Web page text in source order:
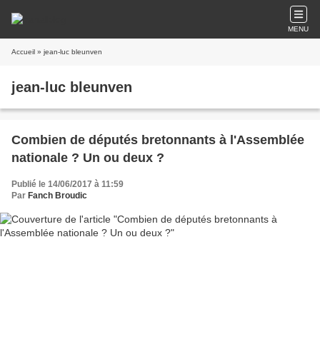
MENU
Accueil » jean-luc bleunven
jean-luc bleunven
Combien de députés bretonnants à l'Assemblée
nationale ? Un ou deux ?
Publié le 14/06/2017 à 11:59
Par Fanch Broudic